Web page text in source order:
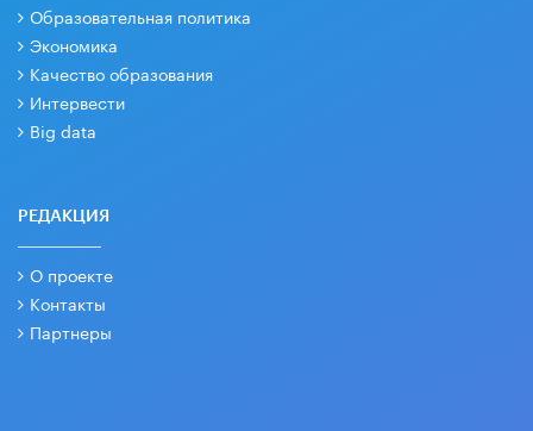
Образовательная политика
Экономика
Качество образования
Интервести
Big data
РЕДАКЦИЯ
О проекте
Контакты
Партнеры